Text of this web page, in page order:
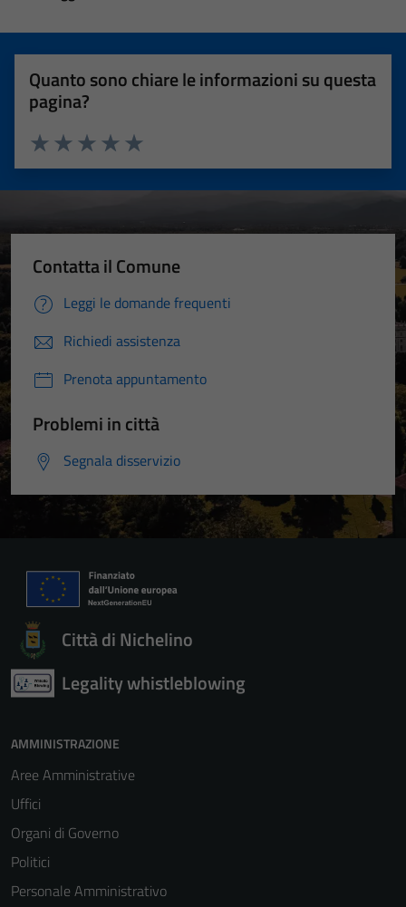
Quanto sono chiare le informazioni su questa
pagina?
Valuta 5 stelle su 5
Valuta 4 stelle su 5
Valuta 3 stelle su 5
Valuta 2 stelle su 5
Valuta 1 stelle su 5
Contatta il Comune
Leggi le domande frequenti
Richiedi assistenza
Prenota appuntamento
Problemi in città
Segnala disservizio
Città di Nichelino
Legality whistleblowing
AMMINISTRAZIONE
Aree Amministrative
Uffici
Organi di Governo
Politici
Personale Amministrativo